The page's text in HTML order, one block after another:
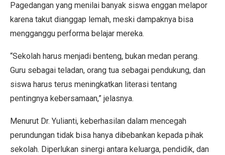
Pagedangan yang menilai banyak siswa enggan melapor
karena takut dianggap lemah, meski dampaknya bisa
mengganggu performa belajar mereka.
“Sekolah harus menjadi benteng, bukan medan perang.
Guru sebagai teladan, orang tua sebagai pendukung, dan
siswa harus terus meningkatkan literasi tentang
pentingnya kebersamaan,” jelasnya.
Menurut Dr. Yulianti, keberhasilan dalam mencegah
perundungan tidak bisa hanya dibebankan kepada pihak
sekolah. Diperlukan sinergi antara keluarga, pendidik, dan